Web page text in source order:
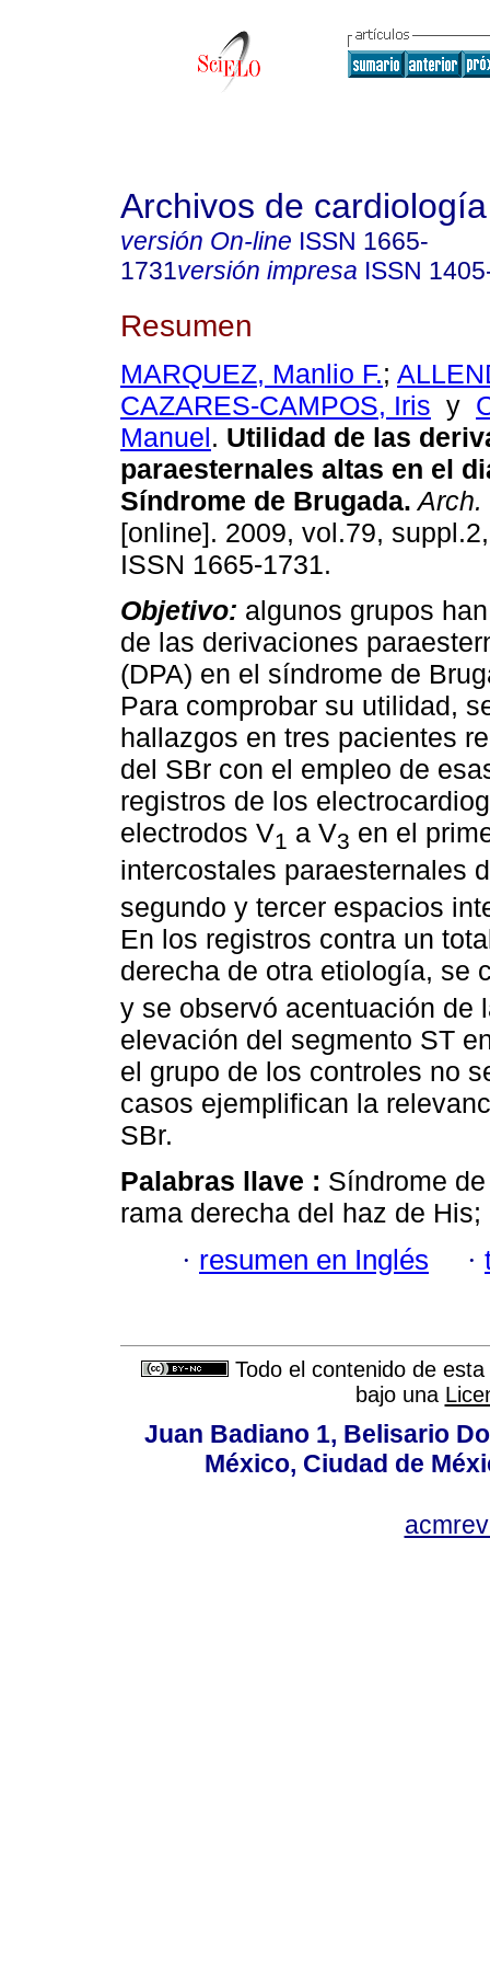
Archivos de
versión On-line ISSN 1665-
1731versión impresa ISSN
Resumen
MARQUEZ, Manlio F.;
CAZARES-CAMPOS, Iris y
Manuel. Utilidad de las
paraesternales altas en el
Síndrome de Brugada. Arch.
[online]. 2009, vol.79,
ISSN 1665-1731.
Objetivo: algunos grupos
de las derivaciones
(DPA) en el síndrome de
Para comprobar su utilidad,
hallazgos en tres pacientes
del SBr con el empleo de
registros de los
electrodos V1 a V3 en el
intercostales paraesternales
segundo y tercer espacios
En los registros contra un
derecha de otra etiología, se
y se observó acentuación de
elevación del segmento ST
el grupo de los controles no
casos ejemplifican la
SBr.
Palabras llave : Síndrome
rama derecha del haz de
· resumen en Inglés ·
Todo el contenido de
bajo una
Juan Badiano 1, Belisario
México, Ciudad de